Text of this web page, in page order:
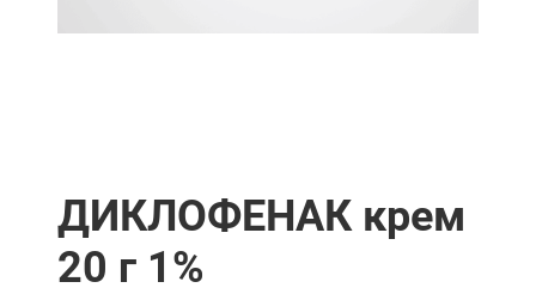
ДИКЛОФЕНАК крем
20 г 1%